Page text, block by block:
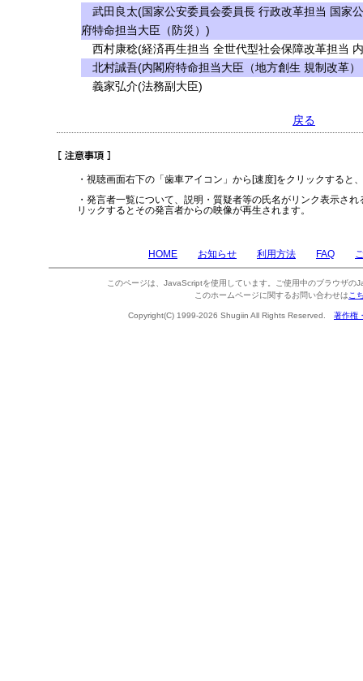
武田良太(国家公安委員会委員長 行政改革担当 国家
府特命担当大臣（防災）)
西村康稔(経済再生担当 全世代型社会保障改革担当
北村誠吾(内閣府特命担当大臣（地方創生 規制改革
義家弘介(法務副大臣)
戻る
・視聴画面右下の「歯車アイコン」から[速度]をクリックすると
・発言者一覧について、説明・質疑者等の氏名がリンク表示さ
リックするとその発言者からの映像が再生されます。
HOME お知らせ 利用方法 FAQ
このページは、JavaScriptを使用しています。ご使用中のブラウザの
このホームページに関するお問い合わせは こ
Copyright(C) 1999-2026 Shugiin All Rights Reserved. 著作権